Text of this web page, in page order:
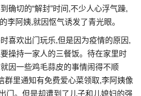
确切的“解封”时间,不少人心浮气躁,
李阿姨,就因怄气诱发了青光眼。
喜欢出门玩乐,但是因为疫情的原因,
操持一家人的三餐饭。待在家里时
因一些鸡毛蒜皮的事情闹得不顺
群里通知有免费爱心菜领取,李阿姨像
门。但是却遭到了儿子和儿媳妇的强